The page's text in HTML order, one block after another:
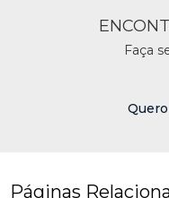
Faça
Páginas